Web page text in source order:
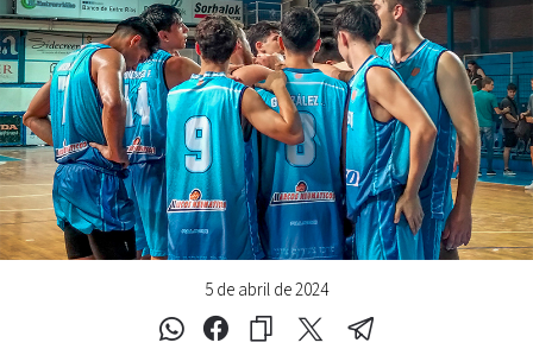
5 de abril de 2024